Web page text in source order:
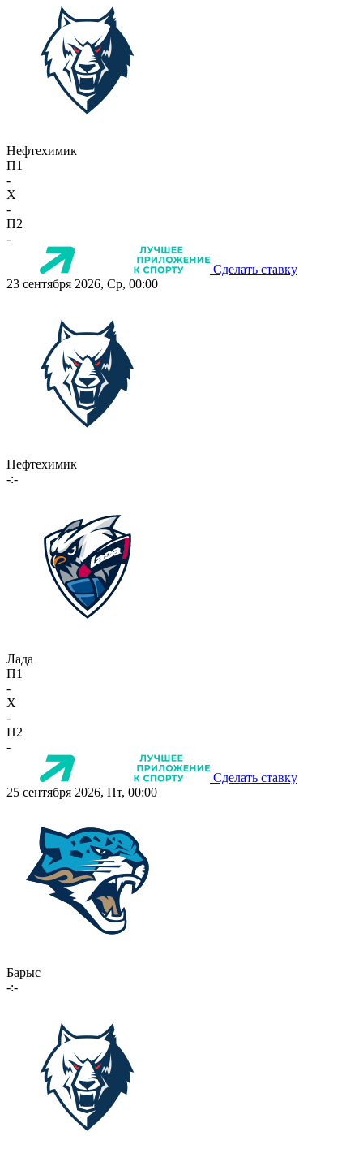
Нефтехимик
П1
-
X
-
П2
-
Сделать ставку
23 сентября 2026, Ср, 00:00
Нефтехимик
-:-
Лада
П1
-
X
-
П2
-
Сделать ставку
25 сентября 2026, Пт, 00:00
Барыс
-:-